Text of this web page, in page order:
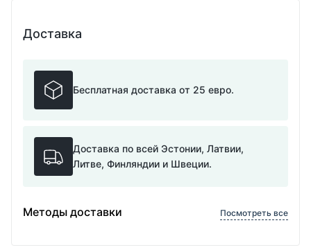
Доставка
Бесплатная доставка от 25 евро.
Доставка по всей Эстонии, Латвии,
Литве, Финляндии и Швеции.
Методы доставки Посмотреть все